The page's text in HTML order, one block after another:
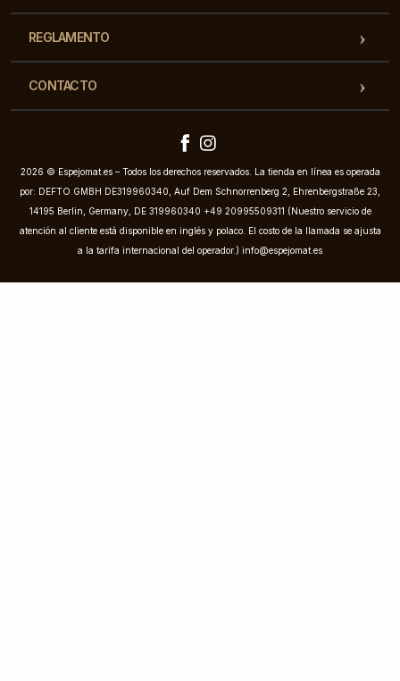
REGLAMENTO
CONTACTO
2026 © Espejomat.es – Todos los derechos reservados. La tienda en línea es operada
por: DEFTO GMBH DE319960340, Auf Dem Schnorrenberg 2, Ehrenbergstraße 23,
14195 Berlin, Germany, DE 319960340 +49 20995509311 (Nuestro servicio de
atención al cliente está disponible en inglés y polaco. El costo de la llamada se ajusta
a la tarifa internacional del operador.) info@espejomat.es